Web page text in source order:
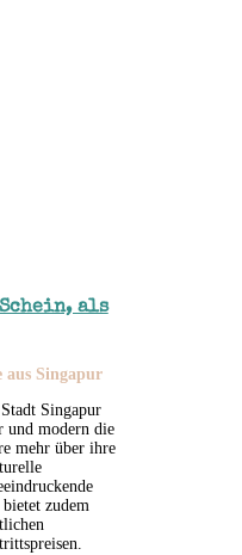
als
aus Singapur
Singapur
und modern die
mehr über ihre
zudem